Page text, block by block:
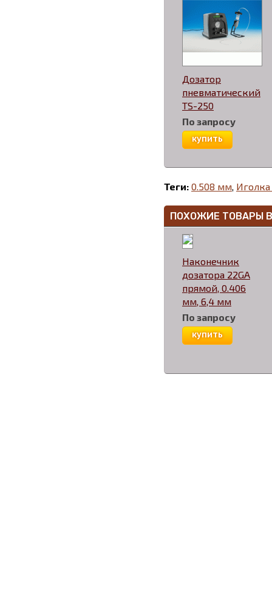
Дозатор
пневматический
TS-250
По запросу
купить
Теги: 0.508 мм Иголка
ПОХОЖИЕ ТОВАРЫ
Наконечник
дозатора 22GA
прямой, 0.406
мм, 6,4 мм
По запросу
купить